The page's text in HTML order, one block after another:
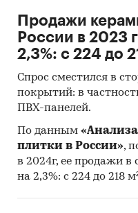
Продажи
России в 2023
2,3%: с 224 до
Cпрос сместился в
покрытий: в
ПВХ-панелей.
По данным
плитки в России»,
в 2024г, ее продажи в
на 2,3%: с 224 до 218